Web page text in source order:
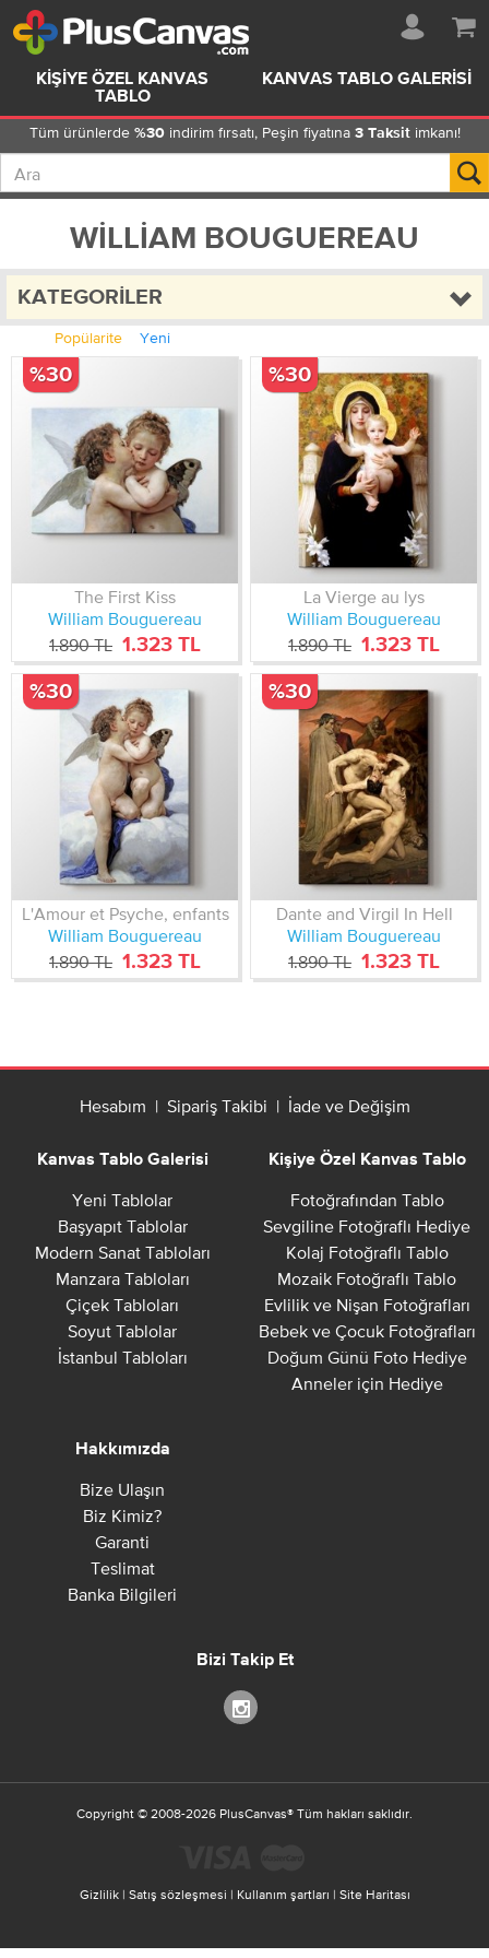
KIŞIYE ÖZEL KANVAS
TABLO
KANVAS TABLO GALERISI
Tüm ürünlerde %30 indirim fırsatı, Peşin fiyatına 3 Taksitimkanı!
WILLIAM BOUGUEREAU
KATEGORILER
Popülarite Yeni
The First Kiss
William Bouguereau
1.890 TL 1.323 TL
%30
La Vierge au lys
William Bouguereau
1.890 TL 1.323 TL
%30
L'Amour et Psyche, enfants
William Bouguereau
1.890 TL 1.323 TL
%30
Dante and Virgil In Hell
William Bouguereau
1.890 TL 1.323 TL
%30
Hesabım | Sipariş Takibi | İade ve Değişim
Kanvas Tablo Galerisi
Yeni Tablolar
Başyapıt Tablolar
Modern Sanat Tabloları
Manzara Tabloları
Çiçek Tabloları
Soyut Tablolar
İstanbul Tabloları
Kişiye Özel Kanvas Tablo
Fotoğrafından Tablo
Sevgiline Fotoğraflı Hediye
Kolaj Fotoğraflı Tablo
Mozaik Fotoğraflı Tablo
Evlilik ve Nişan Fotoğrafları
Bebek ve Çocuk Fotoğrafları
Doğum Günü Foto Hediye
Anneler için Hediye
Hakkımızda
Bize Ulaşın
Biz Kimiz?
Garanti
Teslimat
Banka Bilgileri
Bizi Takip Et
Copyright © 2008-2026 PlusCanvas® Tüm hakları saklıdır.
Gizlilik| Satış sözleşmesi | Kullanım şartları | Site Haritası